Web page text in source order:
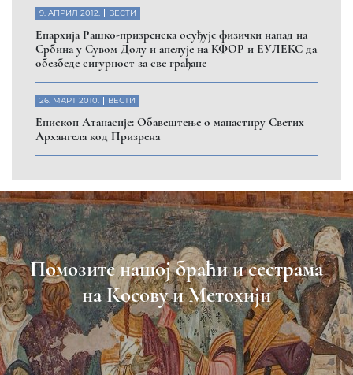
9. АПРИЛ 2012. ВЕСТИ
Eпархија Рашко-призренска осуђује физички напад на
Србина у Сувом Долу и апелује на КФОР и ЕУЛЕКС да
обезбеде сигурност за све грађане
26. МАРТ 2010. ВЕСТИ
Eпископ Атанасије: Обавештење о манастиру Светих
Архангела код Призрена
Помозите нашој браћи и сестрама
на Косову и Метохији